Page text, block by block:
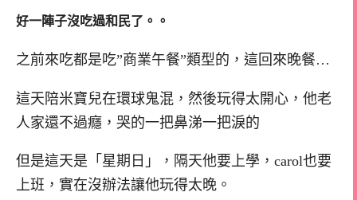
好一陣子沒吃過和民了。。
之前來吃都是吃”商業午餐”類型的，這回來晚餐…
這天陪米寶兒在環球鬼混，然後玩得太開心，他老
人家還不過癮，哭的一把鼻涕一把淚的
但是這天是「星期日」，隔天他要上學，carol也要
上班，實在沒辦法讓他玩得太晚。